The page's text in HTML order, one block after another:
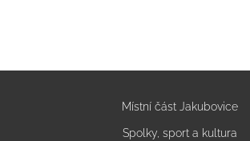
Místní část Jakubovice
Spolky, sport a kultura